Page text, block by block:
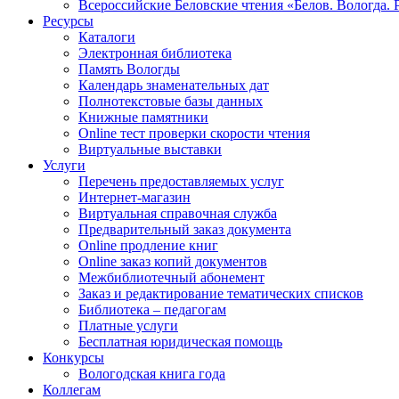
Всероссийские Беловские чтения «Белов. Вологда.
Ресурсы
Каталоги
Электронная библиотека
Память Вологды
Календарь знаменательных дат
Полнотекстовые базы данных
Книжные памятники
Online тест проверки скорости чтения
Виртуальные выставки
Услуги
Перечень предоставляемых услуг
Интернет-магазин
Виртуальная справочная служба
Предварительный заказ документа
Online продление книг
Online заказ копий документов
Межбиблиотечный абонемент
Заказ и редактирование тематических списков
Библиотека – педагогам
Платные услуги
Бесплатная юридическая помощь
Конкурсы
Вологодская книга года
Коллегам